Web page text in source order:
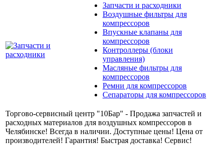
Запчасти и расходники
Воздушные фильтры для
компрессоров
Впускные клапаны для
компрессоров
Контроллеры (блоки
управления)
Масляные фильтры для
компрессоров
Ремни для компрессоров
Сепараторы для компрессоров
Торгово-сервисный центр "10Бар" - Продажа запчастей и
расходных материалов для воздушных компрессоров в
Челябинске! Всегда в наличии. Доступные цены! Цена от
производителей! Гарантия! Быстрая доставка! Сервис!